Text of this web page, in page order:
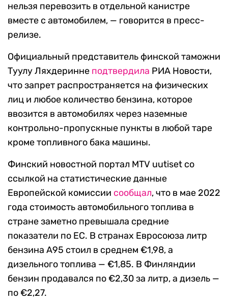
нельзя перевозить в отдельной канистре
вместе с автомобилем, — говорится в пресс-
релизе.
Официальный представитель финской таможни
Туулу Ляхдеринне подтвердила РИА Новости,
что запрет распространяется на физических
лиц и любое количество бензина, которое
ввозится в автомобилях через наземные
контрольно-пропускные пункты в любой таре
кроме топливного бака машины.
Финский новостной портал MTV uutiset со
ссылкой на статистические данные
Европейской комиссии сообщал, что в мае 2022
года стоимость автомобильного топлива в
стране заметно превышала средние
показатели по ЕС. В странах Евросоюза литр
бензина А95 стоил в среднем €1,98, а
дизельного топлива — €1,85. В Финляндии
бензин продавался по €2,30 за литр, а дизель —
по €2,27.